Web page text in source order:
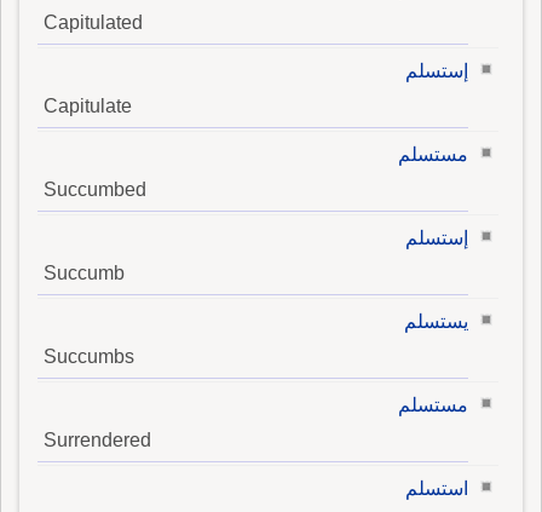
Capitulated
إستسلم
Capitulate
مستسلم
Succumbed
إستسلم
Succumb
يستسلم
Succumbs
مستسلم
Surrendered
استسلم